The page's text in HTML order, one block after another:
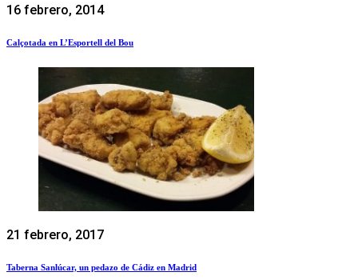
16 febrero, 2014
Calçotada en L’Esportell del Bou
21 febrero, 2017
Taberna Sanlúcar, un pedazo de Cádiz en Madrid